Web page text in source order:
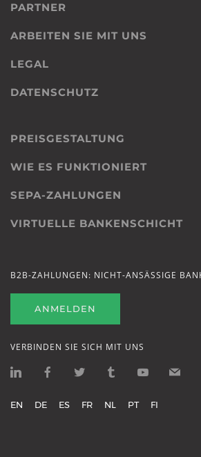
PARTNER
ARBEITEN SIE MIT UNS
LEGAL
DATENSCHUTZ
PREISGESTALTUNG
WIE ES FUNKTIONIERT
SEPA-ZAHLUNGEN
VIRTUELLE BANKENSCHICHT
B2B-ZAHLUNGEN: NICHT-ANSÄSSIGE
ANMELDEN
VERBINDEN SIE SICH MIT UNS
EN DE ES FR NL PT FI